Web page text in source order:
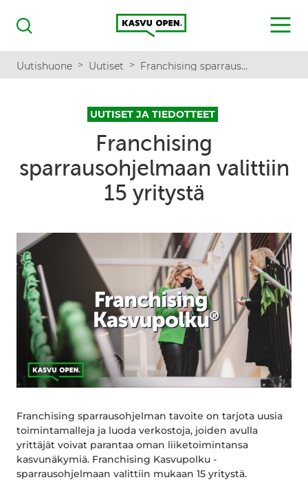
Haku
Kasvu Open
MENU
Uutishuone > Uutiset > Franchising sparrausohjelmaan valittiin 15 yritystä
UUTISET JA TIEDOTTEET
Franchising
sparrausohjelmaan valittiin
15 yritystä
Franchising sparrausohjelman tavoite on tarjota uusia
toimintamalleja ja luoda verkostoja, joiden avulla
yrittäjät voivat parantaa oman liiketoimintansa
kasvunäkymiä. Franchising Kasvupolku -
sparrausohjelmaan valittiin mukaan 15 yritystä.